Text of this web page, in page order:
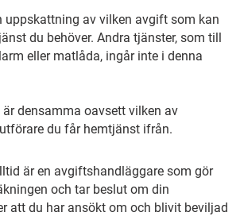
uppskattning av vilken avgift som kan
du behöver. Andra tjänster, som till
eller matlåda, ingår inte i denna
densamma oavsett vilken av
du får hemtjänst ifrån.
är en avgiftshandläggare som gör
och tar beslut om din
att du har ansökt om och blivit beviljad